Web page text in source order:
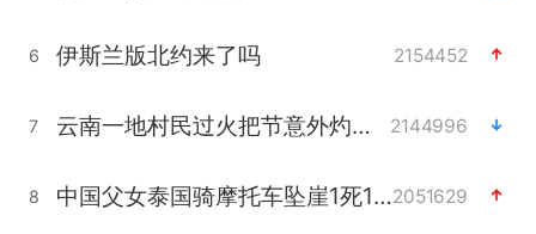
6 伊斯兰版北约来了吗 2154452
7 云南一地村民过火把节意外灼伤16人 2144996
8 中国父女泰国骑摩托车坠崖1死1伤2051629